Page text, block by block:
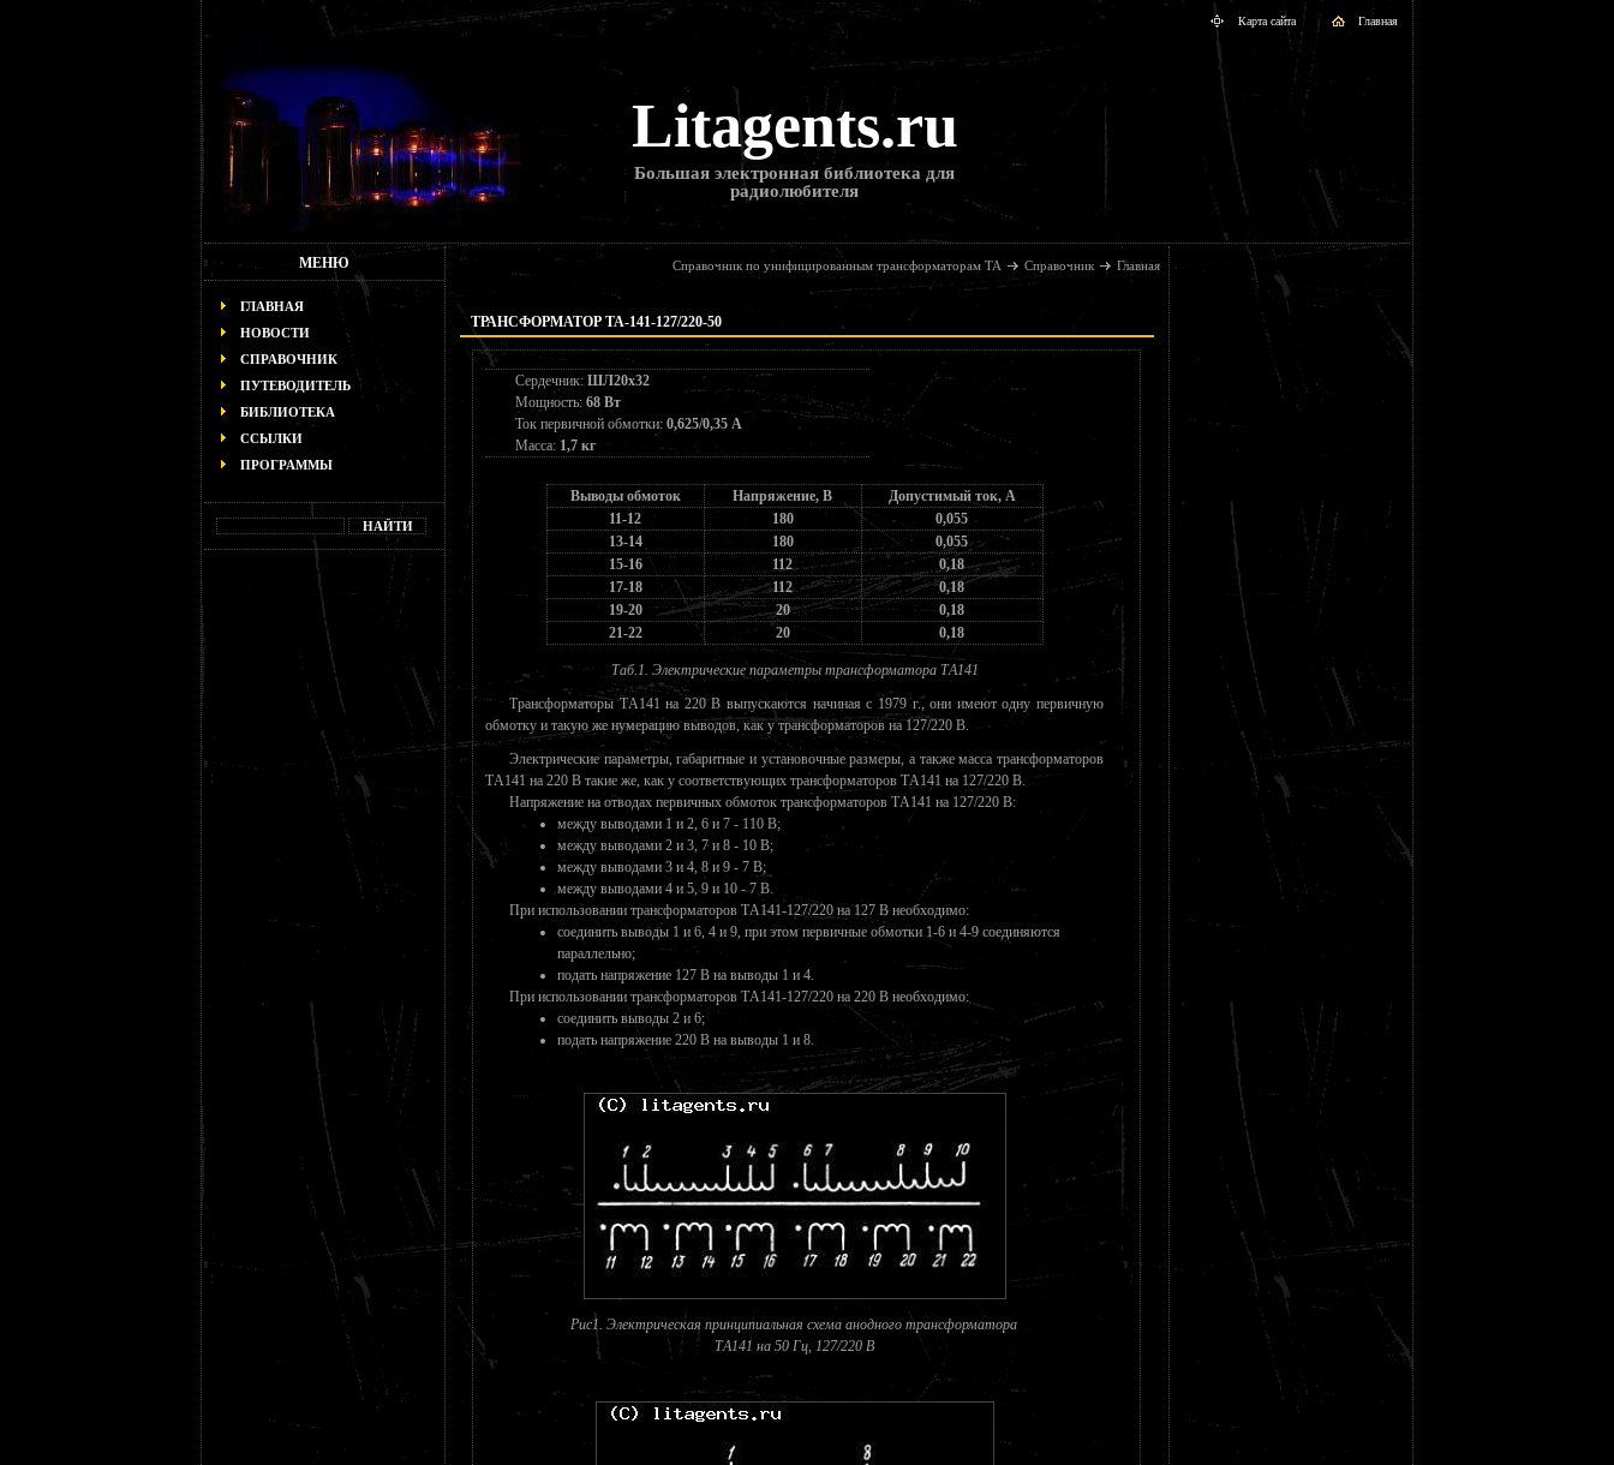
Главная
Карта сайта
Litagents.ru
Большая электронная библиотека для
радиолюбителя
МЕНЮ
ГЛАВНАЯ
НОВОСТИ
СПРАВОЧНИК
ПУТЕВОДИТЕЛЬ
БИБЛИОТЕКА
ССЫЛКИ
ПРОГРАММЫ
Справочник по унифицированным трансформаторам ТА Справочник Главная
ТРАНСФОРМАТОР ТА-141-127/220-50
Сердечник: ШЛ20х32
Мощность:68 Вт
Ток первичной обмотки: 0,625/0,35 А
Масса: 1,7 кг
Выводы обмоток Напряжение, В
Допустимый ток, А
11-12
180
0,055
13-14
180
0,055
15-16
112
0,18
17-18
112
0,18
19-20
20
0,18
21-22
20 0,18
Таб.1. Электрические параметры трансформатора ТA141
Трансформаторы ТA141 на 220 В выпускаются начиная с 1979 г., они имеют одну первичную
обмотку и такую же нумерацию выводов, как у трансформаторов на 127/220 В.
Электрические параметры, габаритные и установочные размеры, а также масса трансформаторов
ТA141 на 220 В такие же, как у соответствующих трансформаторов ТA141 на 127/220 В.
Напряжение на отводах первичных обмоток трансформаторов ТA141 на 127/220 В:
между выводами 1 и 2, 6 и 7 - 110 В;
между выводами 2 и 3, 7 и 8 - 10 В;
между выводами 3 и 4, 8 и 9 - 7 В;
между выводами 4 и 5, 9 и 10 - 7 В.
При использовании трансформаторов ТA141-127/220 на 127 В необходимо:
соединить выводы 1 и 6, 4 и 9, при этом первичные обмотки 1-6 и 4-9 соединяются
параллельно;
подать напряжение 127 В на выводы 1 и 4.
При использовании трансформаторов ТA141-127/220 на 220 В необходимо:
соединить выводы 2 и 6;
подать напряжение 220 В на выводы 1 и 8.
Рис1. Электрическая принципиальная схема анодного трансформатора
ТA141 на 50 Гц, 127/220 В